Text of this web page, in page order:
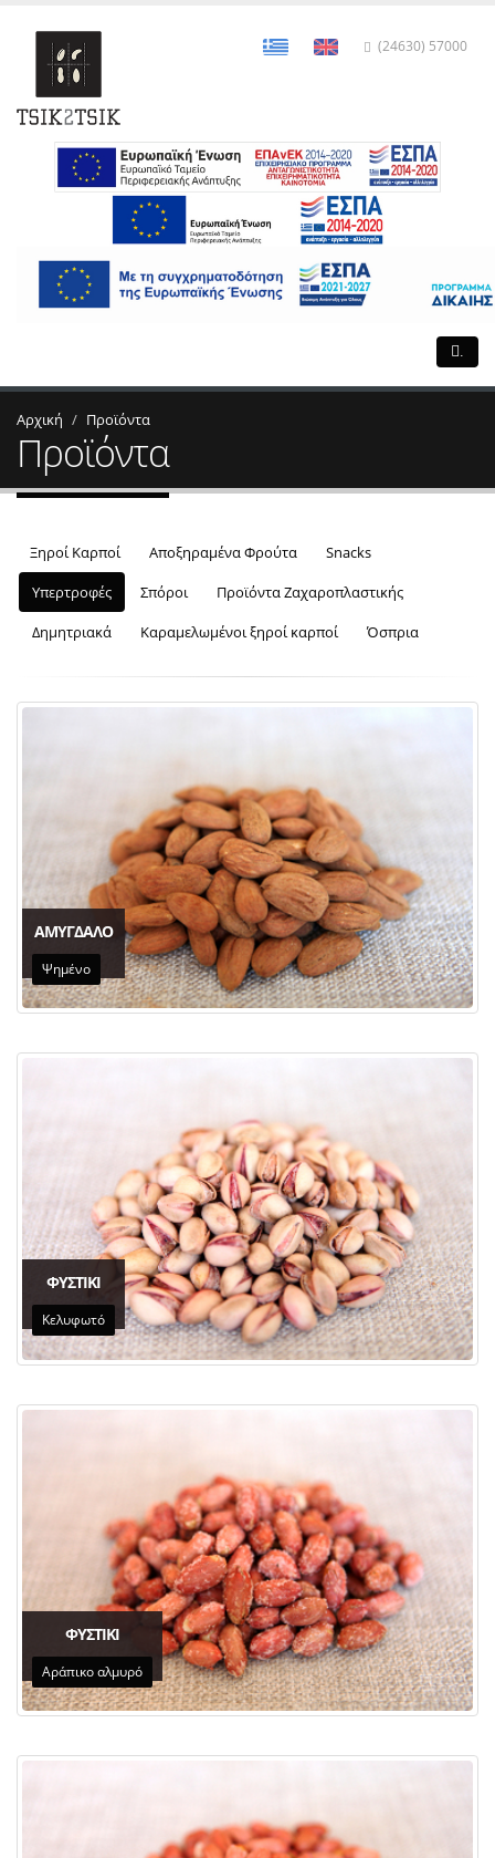
(24630) 57000
Αρχική Προϊόντα
Προϊόντα
Ξηροί Καρποί Αποξηραμένα Φρούτα
Snacks
Υπερτροφές
Σπόροι
Προϊόντα Ζαχαροπλαστικής
Δημητριακά
Καραμελωμένοι ξηροί καρποί Όσπρια
ΑΜΥΓΔΑΛΟ
Ψημένο
ΦΥΣΤΙΚΙ
Κελυφωτό
ΦΥΣΤΙΚΙ
Αράπικο αλμυρό